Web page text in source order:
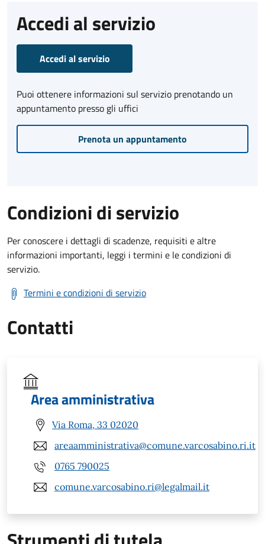
Accedi al servizio
Accedi al servizio
Puoi ottenere informazioni sul servizio prenotando un
appuntamento presso gli uffici
Prenota un appuntamento
Condizioni di servizio
Per conoscere i dettagli di scadenze, requisiti e altre
informazioni importanti, leggi i termini e le condizioni di
servizio.
Termini e condizioni di servizio
Contatti
Area amministrativa
Via Roma, 33 02020
areaamministrativa@comune.varcosabino.ri.it
0765 790025
comune.varcosabino.ri@legalmail.it